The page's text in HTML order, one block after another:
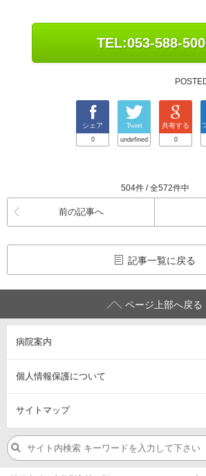
TEL:053-588-
シェア
0
Tweet
undefined
共有する
0
504件 / 全572件中
前の記事へ
記事一覧に戻る
ページ上部へ戻る
病院案内
個人情報保護について
サイトマップ